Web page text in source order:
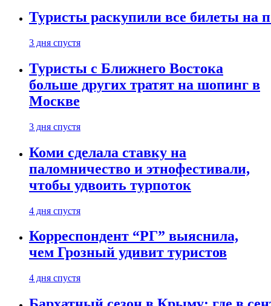
Туристы раскупили все билеты на
3 дня спустя
Туристы с Ближнего Востока
больше других тратят на шопинг в
Москве
3 дня спустя
Коми сделала ставку на
паломничество и этнофестивали,
чтобы удвоить турпоток
4 дня спустя
Корреспондент “РГ” выяснила,
чем Грозный удивит туристов
4 дня спустя